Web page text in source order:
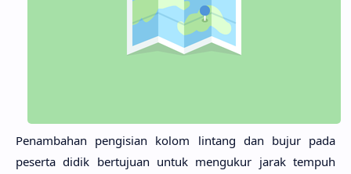
Penambahan pengisian kolom lintang dan bujur pada
peserta didik bertujuan untuk mengukur jarak tempuh